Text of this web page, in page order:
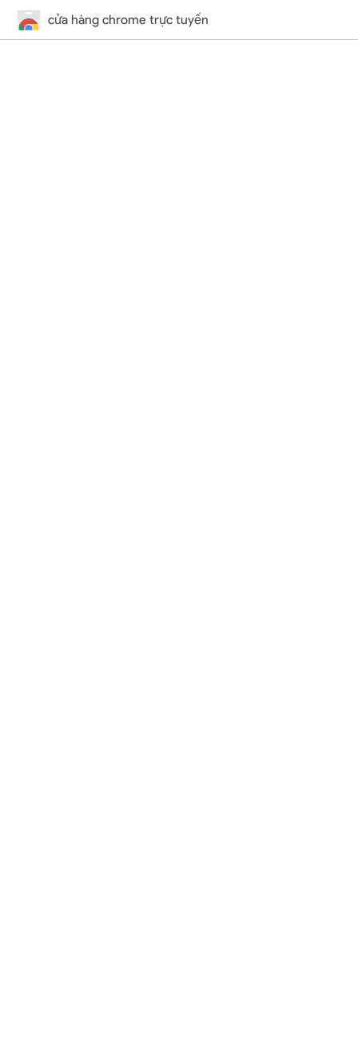
cửa hàng chrome trực tuyến